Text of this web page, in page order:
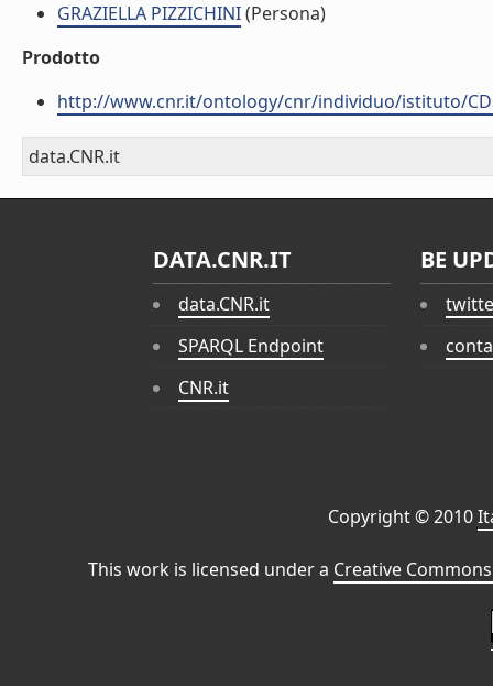
GRAZIELLA PIZZICHINI(Persona)
Prodotto
http://www.cnr.it/ontology/cnr/individuo/istituto/
data.CNR.it
DATA.CNR.IT
data.CNR.it
SPARQL Endpoint
CNR.it
BE
Copyright © 2010
This work is licensed under a Creative